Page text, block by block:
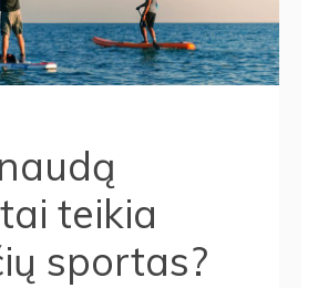
teikia
sportas?